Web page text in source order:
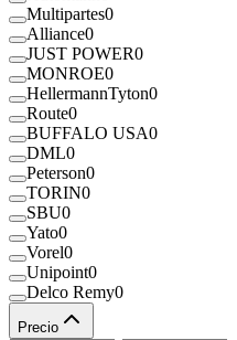
Multipartes0
Alliance0
JUST POWER0
MONROE0
HellermannTyton0
Route0
BUFFALO USA0
DML0
Peterson0
TORIN0
SBU0
Yato0
Vorel0
Unipoint0
Delco Remy0
Precio